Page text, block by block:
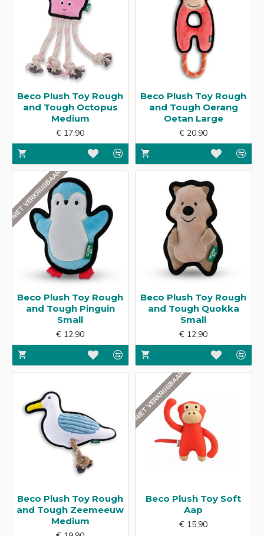
Beco Plush Toy Rough
and Tough Octopus
Medium
€ 17,90
Beco Plush Toy Rough
and Tough Oerang
Oetan Large
€ 20,90
NIET VERKRIJGBAAR
Beco Plush Toy Rough
and Tough Pinguin
Small
€ 12,90
Beco Plush Toy Rough
and Tough Quokka
Small
€ 12,90
Beco Plush Toy Rough
and Tough Zeemeeuw
Medium
NIET VERKRIJGBAAR
Beco Plush Toy Soft
Aap
€ 15,90